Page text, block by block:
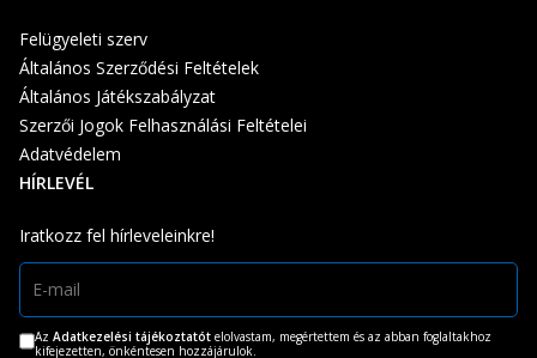
Felügyeleti szerv
Általános Szerződési Feltételek
Általános Játékszabályzat
Szerzői Jogok Felhasználási Feltételei
Adatvédelem
HÍRLEVÉL
Iratkozz fel hírleveleinkre!
Az Adatkezelési tájékoztatót elolvastam, megértettem és az abban foglaltakhoz
kifejezetten, önkéntesen hozzájárulok.